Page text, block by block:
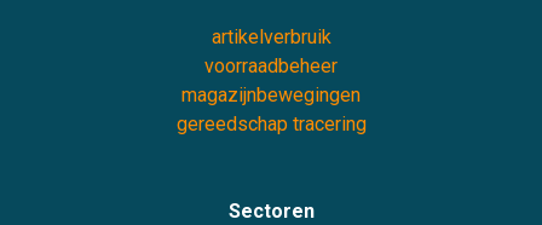
artikelverbruik
voorraadbeheer
magazijnbewegingen
gereedschap tracering
Sectoren